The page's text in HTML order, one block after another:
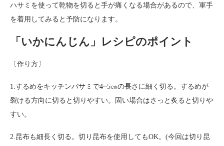
ハサミを使って乾物を切ると手が痛くなる場合があるので、軍手
を着用してみると予防になります。
「いかにんじん」レシピのポイント
〔作り方〕
1.するめをキッチンバサミで4~5㎝の長さに細く切る。するめが
裂ける方向に切ると切りやすい。固い場合はさっと炙ると切りや
すい。
2.昆布も細長く切る。切り昆布を使用してもOK。(今回は切り昆